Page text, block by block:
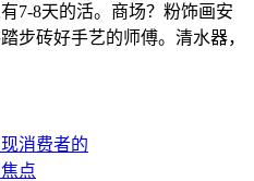
7-8天的活。商场？粉饰画安
步砖好手艺的师傅。清水器，
消费者的
点